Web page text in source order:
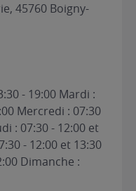
45760 Boigny-
- 19:00 Mardi :
Mercredi : 07:30
: 07:30 - 12:00 et
- 12:00 et 13:30
Dimanche :